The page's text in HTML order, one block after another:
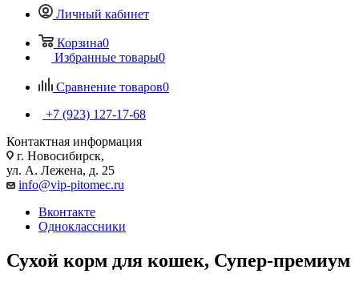
Личный кабинет
Корзина0
Избранные товары0
Сравнение товаров0
+7 (923) 127-17-68
Контактная информация
г. Новосибирск,
ул. А. Лежена, д. 25
info@vip-pitomec.ru
Вконтакте
Одноклассники
Сухой корм для кошек, Супер-премиум